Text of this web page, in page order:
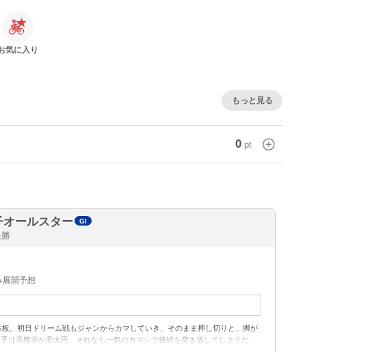
気に入り
もっと見る
0 pt
ールスター GI
展開予想
。初日ドリーム戦もジャンからカマしていき、そのまま押し切りと、脚が
は④熊谷か⑥太田。それなら一気のカマシで後続を突き放してしまうだろ